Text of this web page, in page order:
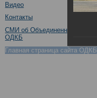
Видео
Контакты
СМИ об Объединенном штабе
ОДКБ
Главная страница сайта ОДКБ